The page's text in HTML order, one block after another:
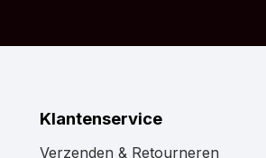
Klantenservice
Verzenden & Retourneren